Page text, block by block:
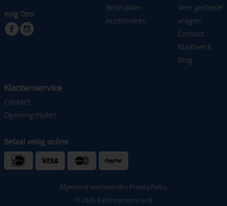
Volg Ons
Bedrukken
Accessoires
Veel gestelde
vragen
Contact
Maatwerk
Blog
Klantenservice
Contact
Openingstijden
Betaal veilig online
Algemene voorwaarden Privacy Policy
© 2026 Ballonnenservice.nl